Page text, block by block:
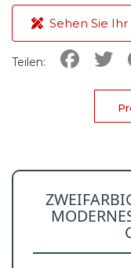
Sehen Sie
Teilen: